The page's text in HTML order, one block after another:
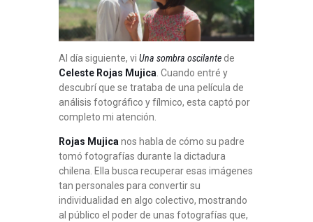
Al día siguiente, vi Una sombra oscilante de
Celeste Rojas Mujica. Cuando entré y
descubrí que se trataba de una película de
análisis fotográfico y fílmico, esta captó por
completo mi atención.
Rojas Mujicanos habla de cómo su padre
tomó fotografías durante la dictadura
chilena. Ella busca recuperar esas imágenes
tan personales para convertir su
individualidad en algo colectivo, mostrando
al público el poder de unas fotografías que,